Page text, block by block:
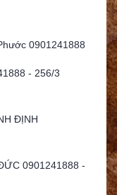
0901241888
- 256/3
ĐỊNH
0901241888 -